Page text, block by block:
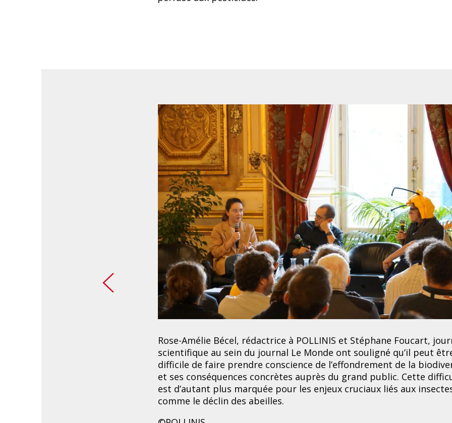
Rose-Amélie Bécel, rédactrice à POLLINIS et Stéphane Foucart,
scientifique au sein du journal Le Monde ont souligné qu’il peut
difficile de faire prendre conscience de l’effondrement de la
et ses conséquences concrètes auprès du grand public. Cette
est d’autant plus marquée pour les enjeux cruciaux liés aux
comme le déclin des abeilles.